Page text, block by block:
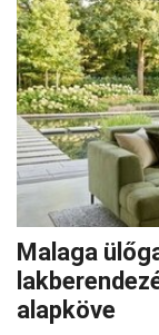
Malaga
alapköve